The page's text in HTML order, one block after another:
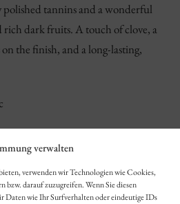
verwalten
verwenden wir Technologien wie Cookies,
bzw. darauf zuzugreifen. Wenn Sie diesen
Daten wie Ihr Surfverhalten oder eindeutige IDs
tannins and a wonderful
dark fruits. A touch of clove, a
the finish, and a long-lasting,